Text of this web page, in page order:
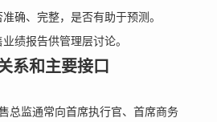
确、完整，是否有助于预测。
绩报告供管理层讨论。
系和主要接口
总监通常向首席执行官、首席商务